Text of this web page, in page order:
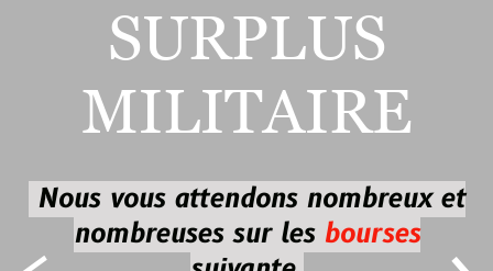
SURPLUS
MILITAIRE
Nous vous attendons nombreux et
nombreuses sur les bourses